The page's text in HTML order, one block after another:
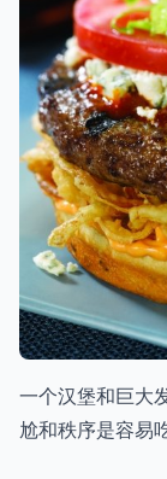
一个汉堡和巨大
尬和秩序是容易